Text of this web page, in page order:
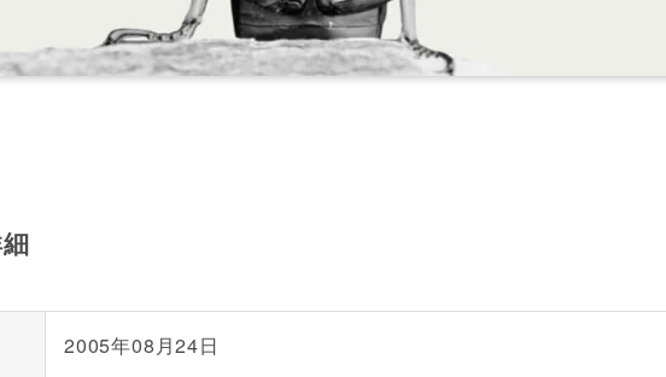
2005年08月24日